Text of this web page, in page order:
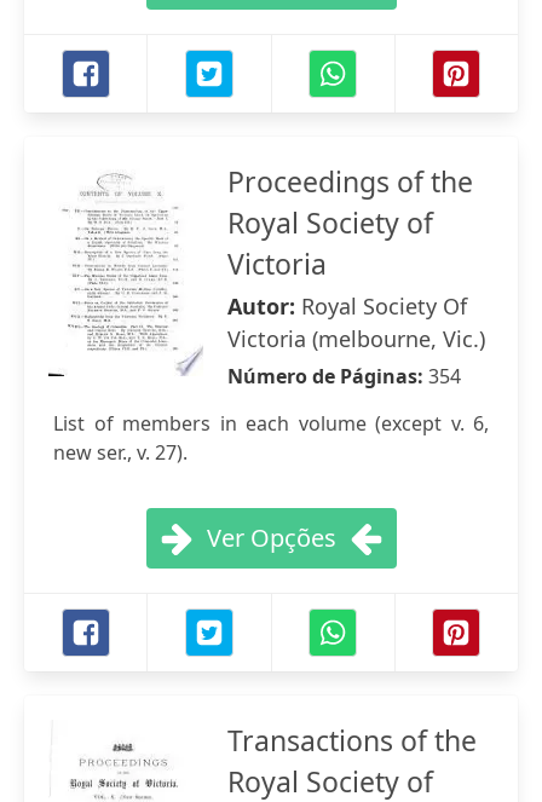
Proceedings of the
Royal Society of
Victoria
Autor: Royal Society Of
Victoria (melbourne, Vic.)
Número de Páginas: 354
List of members in each volume (except v. 6,
new ser., v. 27).
Ver Opções
Transactions of the
Royal Society of